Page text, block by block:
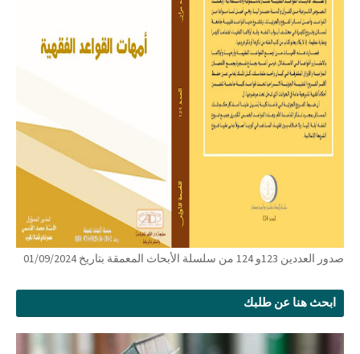
صدور العددين 123و 124 من سلسلة الأبحاث المعمقة بتاريخ 01/09/2024
ابحث هنا عن طلبك